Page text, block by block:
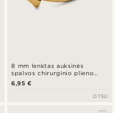
8 mm lenktas auksinės
spalvos chirurginio plieno
strypelis su smaigaliu
6,95 €
OTSU